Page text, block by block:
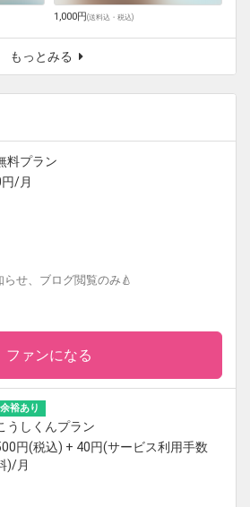
1,000円(送料込・税込)
もっとみる
料プラン
/月
せ、ブログ閲覧のみ🍐
ファンになる
余裕あり
うしくんプラン
円(税込) + 40円(サービス利用手数
)/月